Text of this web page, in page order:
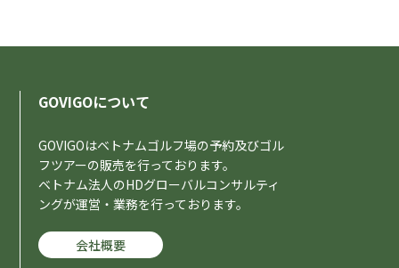
GOVIGOについて
GOVIGOはベトナムゴルフ場の予約及びゴル
フツアーの販売を行っております。
ベトナム法人のHDグローバルコンサルティ
ングが運営・業務を行っております。
会社概要